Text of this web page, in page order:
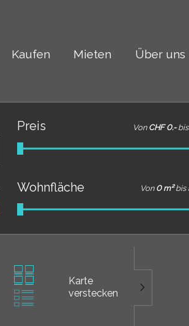
Kaufen Mieten Über uns
Preis Von CHF 0.- bis
Wohnfläche Von 0 m² bis
Karte
verstecken